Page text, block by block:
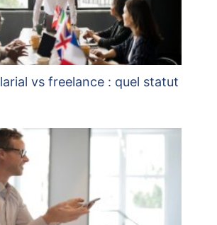
vs freelance : quel statut